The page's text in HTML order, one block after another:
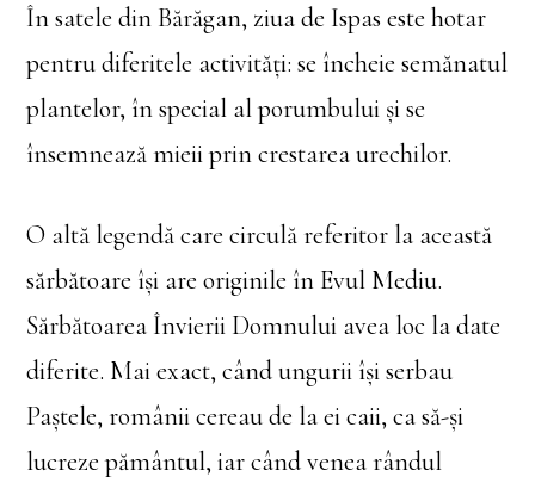
În satele din Bărăgan, ziua de Ispas este hotar
pentru diferitele activităţi: se încheie semănatul
plantelor, în special al porumbului şi se
însemnează mieii prin crestarea urechilor.
O altă legendă care circulă referitor la această
sărbătoare îşi are originile în Evul Mediu.
Sărbătoarea Învierii Domnului avea loc la date
diferite. Mai exact, când ungurii îşi serbau
Paştele, românii cereau de la ei caii, ca să-şi
lucreze pământul, iar când venea rândul